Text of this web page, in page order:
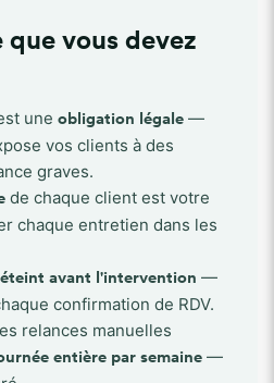
que vous devez
une obligation légale —
vos clients à des
graves.
de chaque client est votre
chaque entretien dans les
éteint avant l'intervention —
confirmation de RDV.
relances manuelles
entière par semaine —